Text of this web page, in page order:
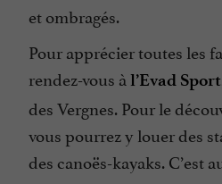
et ombragés.
Pour apprécier toutes les
rendez-vous à l’Evad Sport
des Vergnes. Pour le
vous pourrez y louer des
des canoës-kayaks. C’est